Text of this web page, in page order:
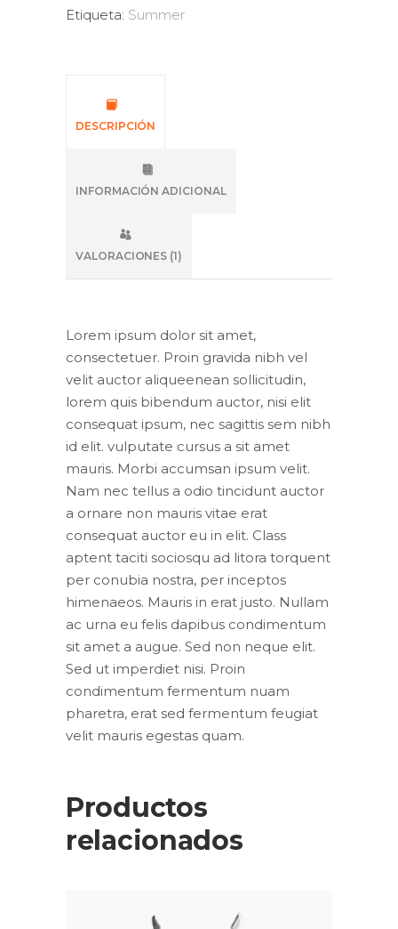
Etiqueta: Summer
DESCRIPCIÓN
INFORMACIÓN ADICIONAL
VALORACIONES (1)
Lorem ipsum dolor sit amet,
consectetuer. Proin gravida nibh vel
velit auctor aliqueenean sollicitudin,
lorem quis bibendum auctor, nisi elit
consequat ipsum, nec sagittis sem nibh
id elit. vulputate cursus a sit amet
mauris. Morbi accumsan ipsum velit.
Nam nec tellus a odio tincidunt auctor
a ornare non mauris vitae erat
consequat auctor eu in elit. Class
aptent taciti sociosqu ad litora torquent
per conubia nostra, per inceptos
himenaeos. Mauris in erat justo. Nullam
ac urna eu felis dapibus condimentum
sit amet a augue. Sed non neque elit.
Sed ut imperdiet nisi. Proin
condimentum fermentum nuam
pharetra, erat sed fermentum feugiat
velit mauris egestas quam.
Productos
relacionados